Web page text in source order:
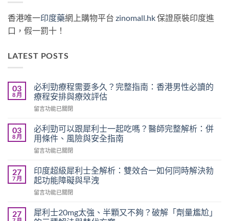
香港唯一印度藥網上購物平台 zinomall.hk保證原裝印度進
口，假一罰十！
LATEST POSTS
03
8 月
必利勁療程需要多久？完整指南：香港男性必讀的
療程安排與療效評估
在
利
勁
療
程
要
多
久？
完
指
留言功能已關閉
03
8 月
必利勁可以跟犀利士一起吃嗎？醫師完整解析：併
用條件、風險與安全指南
在
利
勁
可
以
犀
利
留言功能已關閉
27
7 月
印度超級犀利士全解析：雙效合一如何同時解決勃
起功能障礙與早洩
在
度
超
留言功能已關閉
27
犀利士20mg太強、半顆又不夠？破解「劑量尷尬」